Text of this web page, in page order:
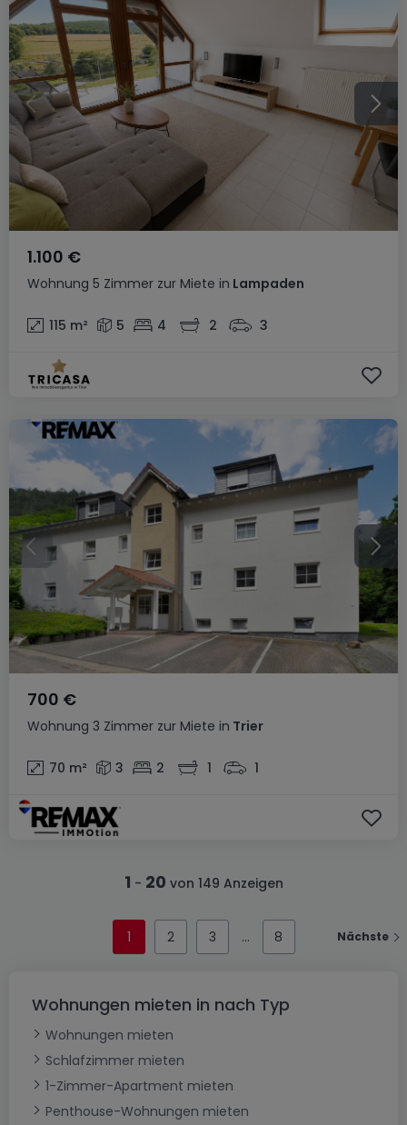
Wohnung 5 Zimmer zur Miete in Lampaden
1.100 €
115 m² 5 4 2 3
Wohnung 3 Zimmer zur Miete in Trier
700 €
70 m² 3 2 1 1
1 - 20 von 149 Anzeigen
1 2 3 8 Nächste
Wohnungen mieten in nach Typ
Wohnungen mieten
Schlafzimmer mieten
1-Zimmer-Apartment mieten
Penthouse-Wohnungen mieten